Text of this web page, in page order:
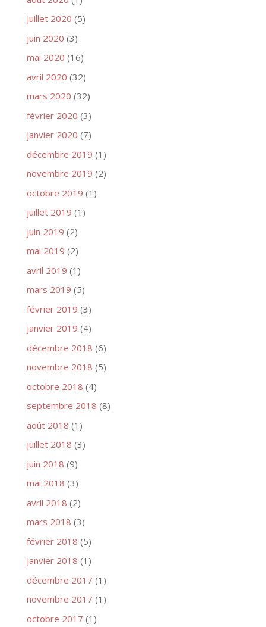
juillet 2020 (5)
juin 2020 (3)
mai 2020 (16)
avril 2020 (32)
mars 2020 (32)
février 2020 (3)
janvier 2020 (7)
décembre 2019 (1)
novembre 2019 (2)
octobre 2019 (1)
juillet 2019 (1)
juin 2019 (2)
mai 2019 (2)
avril 2019 (1)
mars 2019 (5)
février 2019 (3)
janvier 2019 (4)
décembre 2018 (6)
novembre 2018 (5)
octobre 2018 (4)
septembre 2018 (8)
août 2018 (1)
juillet 2018 (3)
juin 2018 (9)
mai 2018 (3)
avril 2018 (2)
mars 2018 (3)
février 2018 (5)
janvier 2018 (1)
décembre 2017 (1)
novembre 2017 (1)
octobre 2017 (1)